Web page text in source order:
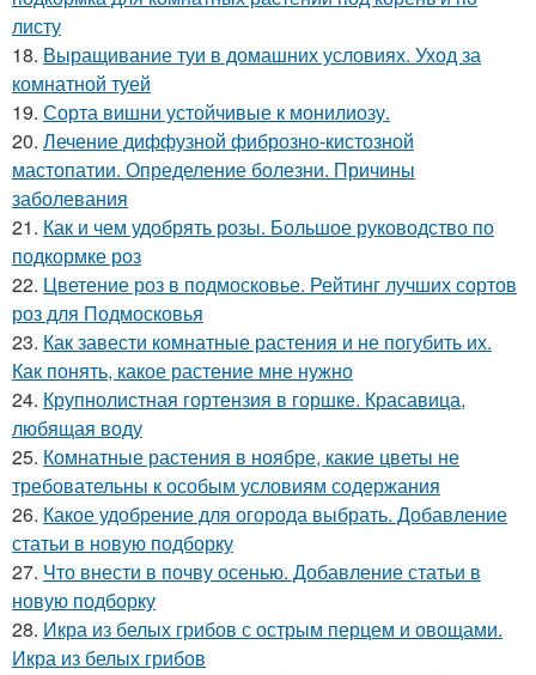
листу
18. Выращивание туи в домашних условиях. Уход за
комнатной туей
19. Сорта вишни устойчивые к монилиозу.
20. Лечение диффузной фиброзно-кистозной
мастопатии. Определение болезни. Причины
заболевания
21. Как и чем удобрять розы. Большое руководство по
подкормке роз
22. Цветение роз в подмосковье. Рейтинг лучших сортов
роз для Подмосковья
23. Как завести комнатные растения и не погубить их.
Как понять, какое растение мне нужно
24. Крупнолистная гортензия в горшке. Красавица,
любящая воду
25. Комнатные растения в ноябре, какие цветы не
требовательны к особым условиям содержания
26. Какое удобрение для огорода выбрать. Добавление
статьи в новую подборку
27. Что внести в почву осенью. Добавление статьи в
новую подборку
28. Икра из белых грибов с острым перцем и овощами.
Икра из белых грибов